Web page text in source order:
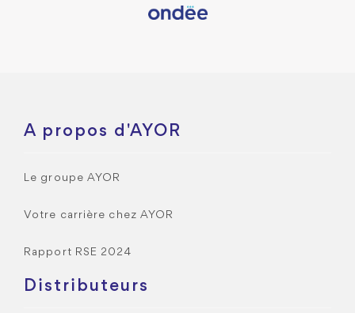
A propos d'AYOR
Le groupe AYOR
Votre carrière chez AYOR
Rapport RSE 2024
Distributeurs